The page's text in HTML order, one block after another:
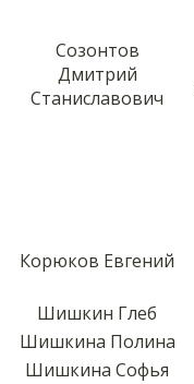
Созонтов
Дмитрий
Станиславович
Корюков Евгений
Шишкин Глеб
Шишкина Полина
Шишкина Софья